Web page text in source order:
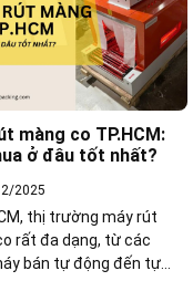
màng co TP.HCM:
ở đâu tốt nhất?
2025
thị trường máy rút
rất đa dạng, từ các
bán tự động đến tự